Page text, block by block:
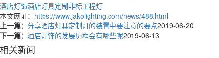
酒店灯饰酒店灯具定制非标工程灯
本文网址： https://www.jakolighting.com/news/488.html
上一篇： 分享酒店灯具定制灯的装置中要注意的要点2019-06-20
下一篇： 酒店灯饰的发展历程会有哪些呢2019-06-13
相关新闻